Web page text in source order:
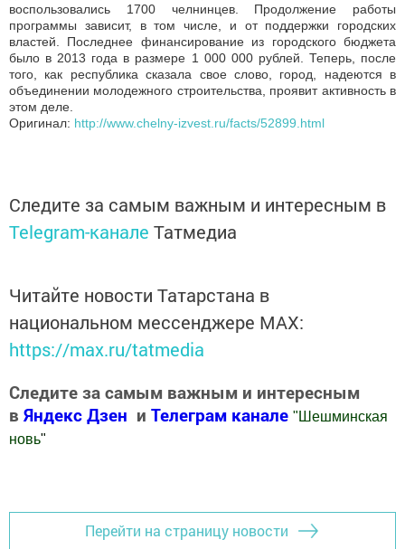
воспользовались 1700 челнинцев. Продолжение работы
программы зависит, в том числе, и от поддержки городских
властей. Последнее финансирование из городского бюджета
было в 2013 года в размере 1 000 000 рублей. Теперь, после
того, как республика сказала свое слово, город, надеются в
объединении молодежного строительства, проявит активность в
этом деле.
Оригинал: http://www.chelny-izvest.ru/facts/52899.html
Следите за самым важным и интересным в
Telegram-канале Татмедиа
Читайте новости Татарстана в
национальном мессенджере MАХ:
https://max.ru/tatmedia
Следите за самым важным и интересным
в Яндекс Дзен и Телеграм канале " Шешминская
новь"
Перейти на страницу новости